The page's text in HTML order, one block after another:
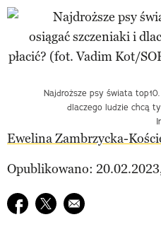
Najdroższe psy świata
dlaczego ludzie chcą
Ewelina Zambrzycka-
Opublikowano:
Udostępnij na facebook
Udostępnij na twitter
E-mail do